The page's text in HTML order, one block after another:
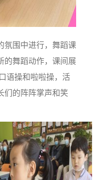
氛围中进行，舞蹈课
的舞蹈动作，课间展
语操和啦啦操，活
们的阵阵掌声和笑